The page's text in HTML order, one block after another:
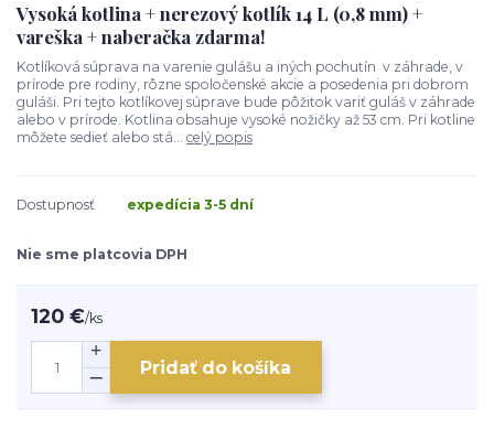
Vysoká kotlina + nerezový kotlík 14 L (0,8 mm) +
vareška + naberačka zdarma!
Kotlíková súprava na varenie gulášu a iných pochutín v záhrade, v
prírode pre rodiny, rôzne spoločenské akcie a posedenia pri dobrom
guláši. Pri tejto kotlíkovej súprave bude pôžitok variť guláš v záhrade
alebo v prírode. Kotlina obsahuje vysoké nožičky až 53 cm. Pri kotline
môžete sedieť alebo stá... celý popis
Dostupnosť expedícia 3-5 dní
Nie sme platcovia DPH
120 €/ks
Pridať do košíka